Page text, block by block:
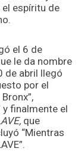
el espíritu de
el 6 de
le da nombre
de abril llegó
por el
y finalmente el
que
“Mientras